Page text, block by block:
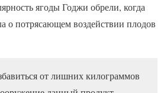
ягоды Годжи обрели, когда
о потрясающем воздействии плодов
от лишних килограммов